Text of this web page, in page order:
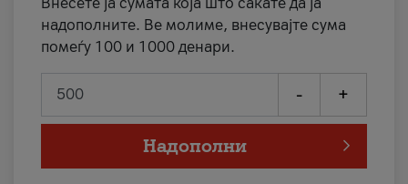
надополните. Ве молиме, внесувајте сума
помеѓу 100 и 1000 денари.
- +
Надополни